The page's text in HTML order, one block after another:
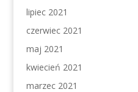
lipiec 2021
czerwiec 2021
maj 2021
kwiecień 2021
marzec 2021